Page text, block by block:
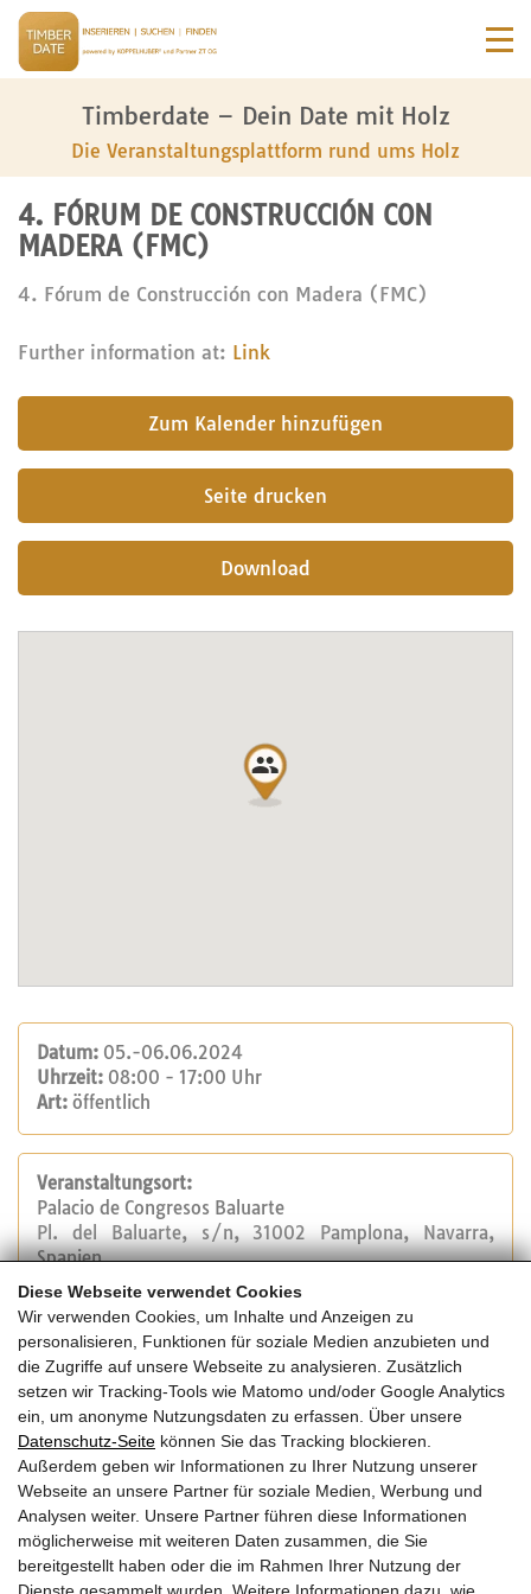
Diese Webseite verwendet Cookies
Wir verwenden Cookies, um Inhalte und Anzeigen zu
personalisieren, Funktionen für soziale Medien anzubieten und
die Zugriffe auf unsere Webseite zu analysieren. Zusätzlich
setzen wir Tracking-Tools wie Matomo und/oder Google Analytics
ein, um anonyme Nutzungsdaten zu erfassen. Über unsere
Datenschutz-Seite können Sie das Tracking blockieren.
Außerdem geben wir Informationen zu Ihrer Nutzung unserer
Webseite an unsere Partner für soziale Medien, Werbung und
Analysen weiter. Unsere Partner führen diese Informationen
möglicherweise mit weiteren Daten zusammen, die Sie
bereitgestellt haben oder die im Rahmen Ihrer Nutzung der
Timberdate – Dein Date mit Holz
Die Veranstaltungsplattform rund ums Holz
4. FÓRUM DE CONSTRUCCIÓN CON
MADERA (FMC)
4. Fórum de Construcción con Madera (FMC)
Further information at: Link
Seite drucken
Download
Datum: 05.-06.06.2024
Uhrzeit: 08:00 - 17:00 Uhr
Art: öffentlich
Veranstaltungsort:
Palacio de Congresos Baluarte
Pl. del Baluarte, s/n, 31002 Pamplona, Navarra,
Spanien
Veranstalter:
Forum Holzbau
Tel.: +41 32 327 20 00
E-Mail:info@forum-holzbau.com
Website
Kosten: